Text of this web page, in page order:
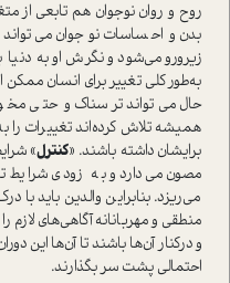
روح و روان نوجوان هم تابعی از
بدن و احساسات نوجوان
زیرورو می‌شود و نگرش او به
به‌طور کلی تغییر برای انسان
حال می‌تواند ترسناک و حتی
همیشه تلاش کرده‌اند تغییرات را
برایشان داشته باشند. «کنترل»
مصون می‌دارد و به زودی شرایط
می‌ریزد. بنابراین والدین باید
منطقی و مهربانانه آگاهی‌های لازم
و در‌کنار آن‌ها باشند تا آن‌ها این
احتمالی پشت سر بگذارند.